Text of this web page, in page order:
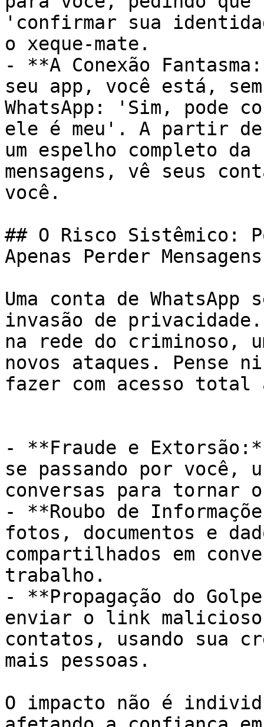
'confirmar sua
o xeque-mate.
- **A Conexão
seu app, você está,
WhatsApp: 'Sim, pode
ele é meu'. A partir
um espelho completo
mensagens, vê seus
você.
## O Risco Sistêmico:
Apenas Perder
Uma conta de WhatsApp
invasão de
na rede do criminoso,
novos ataques. Pense
fazer com acesso total
- **Fraude e
se passando por você,
conversas para tornar
- **Roubo de
fotos, documentos e
compartilhados em
trabalho.
- **Propagação do
enviar o link malicioso
contatos, usando sua
mais pessoas.
O impacto não é